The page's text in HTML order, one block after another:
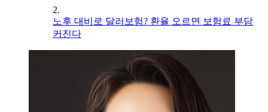
2.
노후 대비로 달러보험? 환율 오르면 보험료 부담
커진다